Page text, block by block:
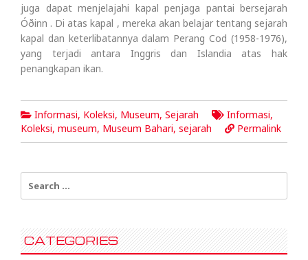
juga dapat menjelajahi kapal penjaga pantai bersejarah
Óðinn . Di atas kapal , mereka akan belajar tentang sejarah
kapal dan keterlibatannya dalam Perang Cod (1958-1976),
yang terjadi antara Inggris dan Islandia atas hak
penangkapan ikan.
Informasi, Koleksi, Museum, Sejarah Informasi,
Koleksi, museum, Museum Bahari, sejarah Permalink
Search
for:
CATEGORIES